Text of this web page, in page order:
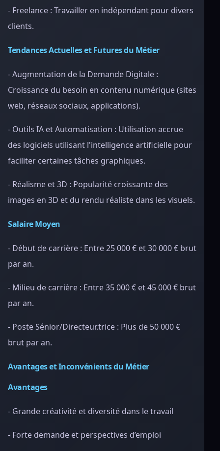
- Freelance : Travailler en indépendant pour divers
clients.
Tendances Actuelles et Futures du Métier
- Augmentation de la Demande Digitale :
Croissance du besoin en contenu numérique (sites
web, réseaux sociaux, applications).
- Outils IA et Automatisation : Utilisation accrue
des logiciels utilisant l'intelligence artificielle pour
faciliter certaines tâches graphiques.
- Réalisme et 3D : Popularité croissante des
images en 3D et du rendu réaliste dans les visuels.
Salaire Moyen
- Début de carrière : Entre 25 000 € et 30 000 € brut
par an.
- Milieu de carrière : Entre 35 000 € et 45 000 € brut
par an.
- Poste Sénior/Directeur.trice : Plus de 50 000 €
brut par an.
Avantages et Inconvénients du Métier
Avantages
- Grande créativité et diversité dans le travail
- Forte demande et perspectives d’emploi